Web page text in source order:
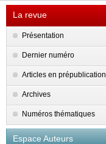
La revue
Présentation
Dernier numéro
Articles en prépublication
Archives
Numéros thématiques
Espace Auteurs